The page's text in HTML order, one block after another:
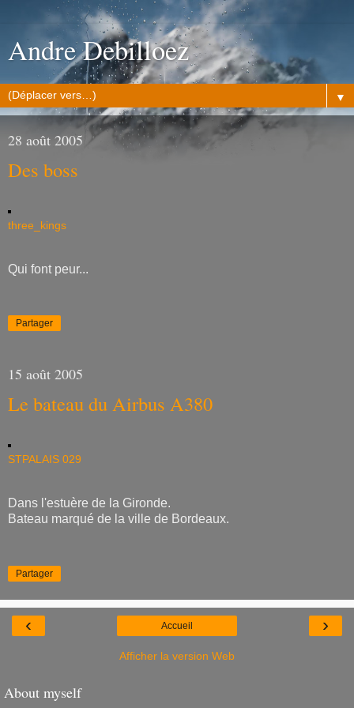
Andre Debilloez
▼
28 août 2005
Des boss
three_kings
Qui font peur...
Partager
15 août 2005
Le bateau du Airbus A380
STPALAIS 029
Dans l'estuère de la Gironde.
Bateau marqué de la ville de Bordeaux.
Partager
‹ ›
Accueil
Afficher la version Web
About myself